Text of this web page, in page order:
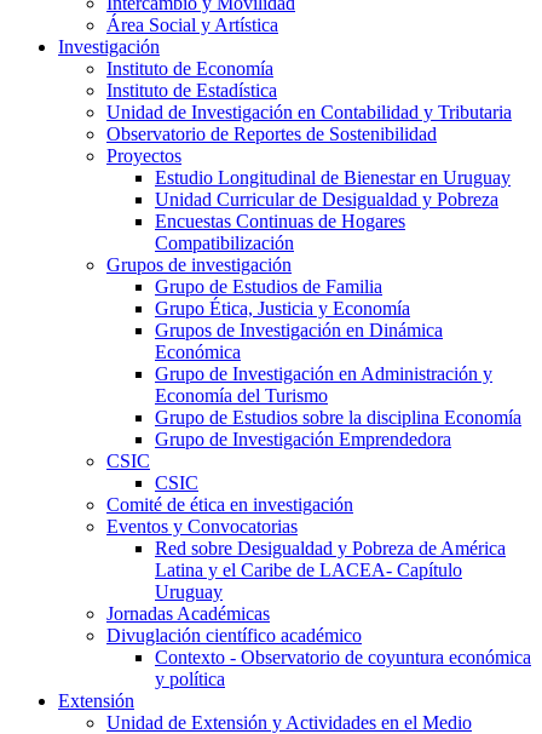
Área Social y Artística
Investigación
Instituto de Economía
Instituto de Estadística
Unidad de Investigación en Contabilidad y Tributaria
Observatorio de Reportes de Sostenibilidad
Proyectos
Estudio Longitudinal de Bienestar en Uruguay
Unidad Curricular de Desigualdad y Pobreza
Encuestas Continuas de Hogares
Compatibilización
Grupos de investigación
Grupo de Estudios de Familia
Grupo Ética, Justicia y Economía
Grupos de Investigación en Dinámica
Económica
Grupo de Investigación en Administración y
Economía del Turismo
Grupo de Estudios sobre la disciplina Economía
Grupo de Investigación Emprendedora
CSIC
CSIC
Comité de ética en investigación
Eventos y Convocatorias
Red sobre Desigualdad y Pobreza de América
Latina y el Caribe de LACEA- Capítulo
Uruguay
Jornadas Académicas
Divuglación científico académico
Contexto - Observatorio de coyuntura económica
y política
Extensión
Unidad de Extensión y Actividades en el Medio